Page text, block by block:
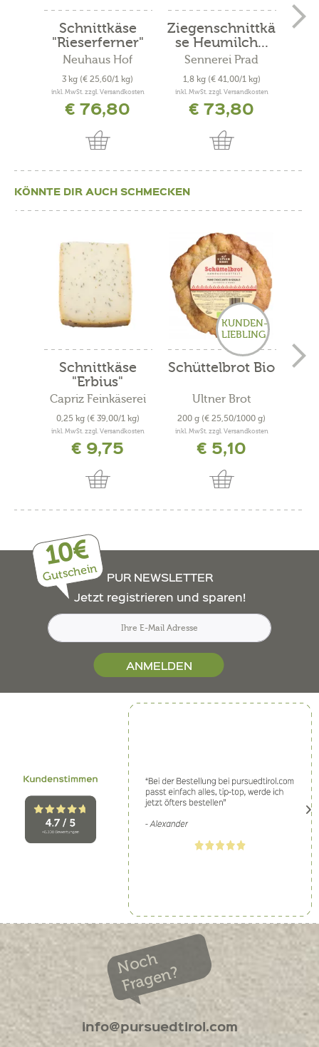
Schnittkäse
"Rieserferner"
Neuhaus Hof
3 kg (€ 25,60/1 kg)
inkl. MwSt. zzgl. Versandkosten
€ 76,80
Ziegenschnittkä
se Heumilch...
Sennerei Prad
1,8 kg (€ 41,00/1 kg)
inkl. MwSt. zzgl. Versandkosten
€ 73,80
KÖNNTE DIR AUCH SCHMECKEN
Schnittkäse
"Erbius"
Capriz Feinkäserei
0,25 kg (€ 39,00/1 kg)
inkl. MwSt. zzgl. Versandkosten
€ 9,75
KUNDEN-
LIEBLING
Schüttelbrot Bio
Ultner Brot
200 g (€ 25,50/1000 g)
inkl. MwSt. zzgl. Versandkosten
€ 5,10
10€
Gutschein
PUR NEWSLETTER
Jetzt registrieren und sparen!
ANMELDEN
Noch
Fragen?
info@pursuedtirol.com